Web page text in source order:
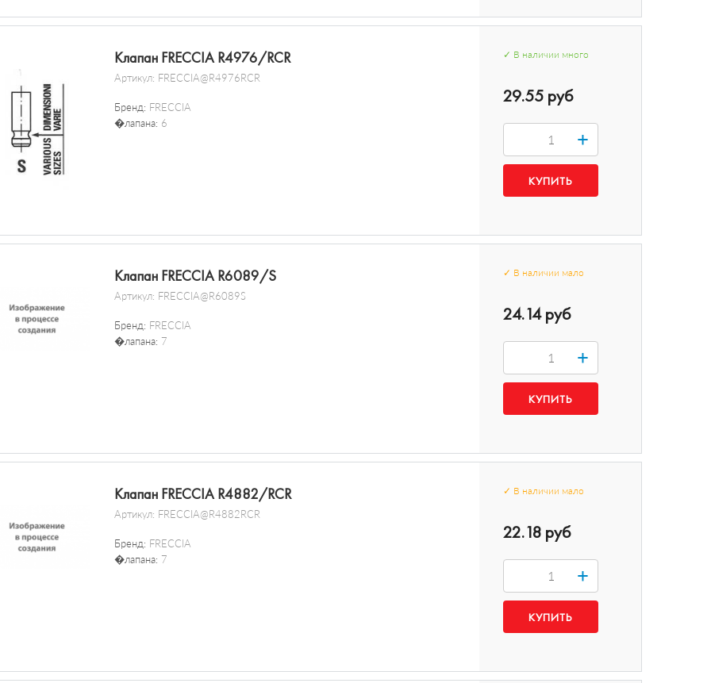
Клапан FRECCIA R4976/RCR
Артикул: FRECCIA@R4976RCR
Бренд: FRECCIA
�лапана: 6
✓ В наличии много
29.55 руб
+
Клапан FRECCIA R6089/S
Артикул: FRECCIA@R6089S
Бренд: FRECCIA
�лапана: 7
✓ В наличии мало
24.14 руб
+
Клапан FRECCIA R4882/RCR
Артикул: FRECCIA@R4882RCR
Бренд: FRECCIA
�лапана: 7
✓ В наличии мало
22.18 руб
+